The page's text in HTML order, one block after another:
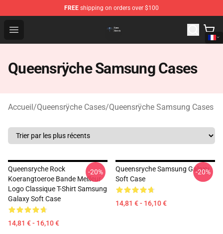
FREE shipping on orders over $100
Open menu
Queensrÿche Store - Official Queensrÿche Merchandise
Queensrÿche Samsung Cases
Accueil/Queensrÿche Cases/Queensrÿche Samsung Cases
Queensryche Rock
Koerangtoeroe Bande Meilleur
Logo Classique T-Shirt Samsung
Galaxy Soft Case
14,81 € - 16,10 €
-20%
Queensryche Samsung Galaxy
Soft Case
14,81 € - 16,10 €
-20%